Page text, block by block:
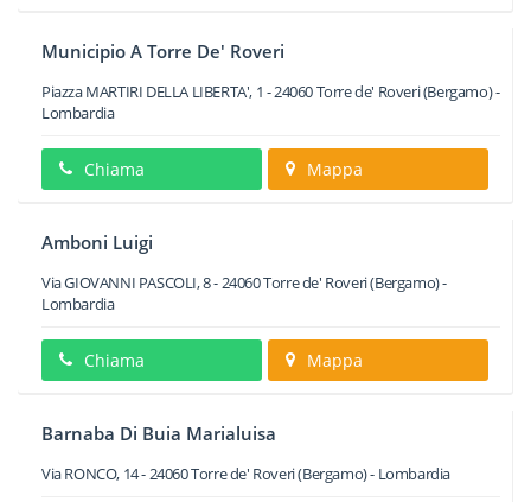
Municipio A Torre De' Roveri
Piazza MARTIRI DELLA LIBERTA', 1 -24060Torre de' Roveri(Bergamo) -
Lombardia
Chiama Mappa
Amboni Luigi
Via GIOVANNI PASCOLI, 8-24060Torre de' Roveri(Bergamo) -
Lombardia
Chiama Mappa
Barnaba Di Buia Marialuisa
Via RONCO, 14-24060Torre de' Roveri(Bergamo) - Lombardia